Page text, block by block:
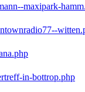
maxipark-
in-bottrop.php